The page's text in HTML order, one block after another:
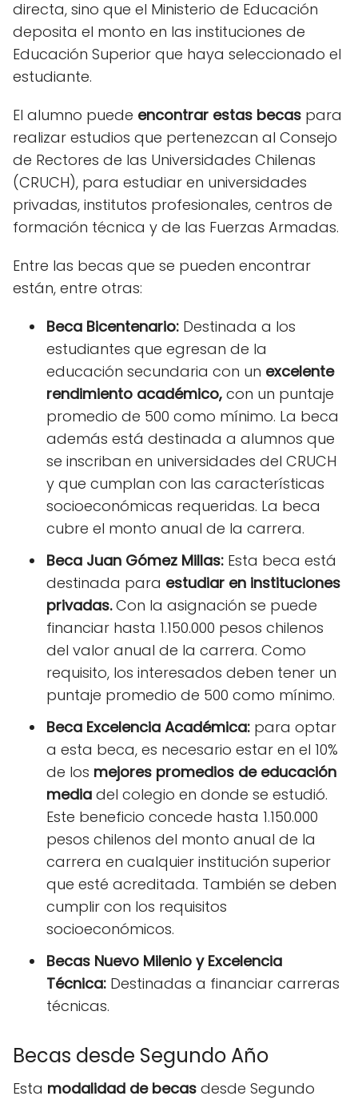
directa, sino que el Ministerio de Educación
deposita el monto en las instituciones de
Educación Superior que haya seleccionado el
estudiante.
El alumno puede encontrar estas becas para
realizar estudios que pertenezcan al Consejo
de Rectores de las Universidades Chilenas
(CRUCH), para estudiar en universidades
privadas, institutos profesionales, centros de
formación técnica y de las Fuerzas Armadas.
Entre las becas que se pueden encontrar
están, entre otras:
Beca Bicentenario: Destinada a los
estudiantes que egresan de la
educación secundaria con un excelente
rendimiento académico, con un puntaje
promedio de 500 como mínimo. La beca
además está destinada a alumnos que
se inscriban en universidades del CRUCH
y que cumplan con las características
socioeconómicas requeridas. La beca
cubre el monto anual de la carrera.
Beca Juan Gómez Millas: Esta beca está
destinada para estudiar en instituciones
privadas.Con la asignación se puede
financiar hasta 1.150.000 pesos chilenos
del valor anual de la carrera. Como
requisito, los interesados deben tener un
puntaje promedio de 500 como mínimo.
Beca Excelencia Académica: para optar
a esta beca, es necesario estar en el 10%
de los mejores promedios de educación
media del colegio en donde se estudió.
Este beneficio concede hasta 1.150.000
pesos chilenos del monto anual de la
carrera en cualquier institución superior
que esté acreditada. También se deben
cumplir con los requisitos
socioeconómicos.
Becas Nuevo Milenio y Excelencia
Técnica: Destinadas a financiar carreras
técnicas.
Becas desde Segundo Año
Esta modalidad de becas desde Segundo